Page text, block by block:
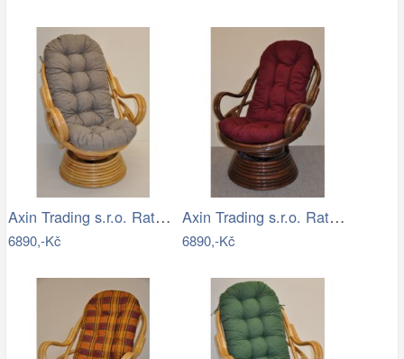
Axin Trading s.r.o. Ratanové houpací…
6890,-Kč
Axin Trading s.r.o. Ratanové houpací…
6890,-Kč